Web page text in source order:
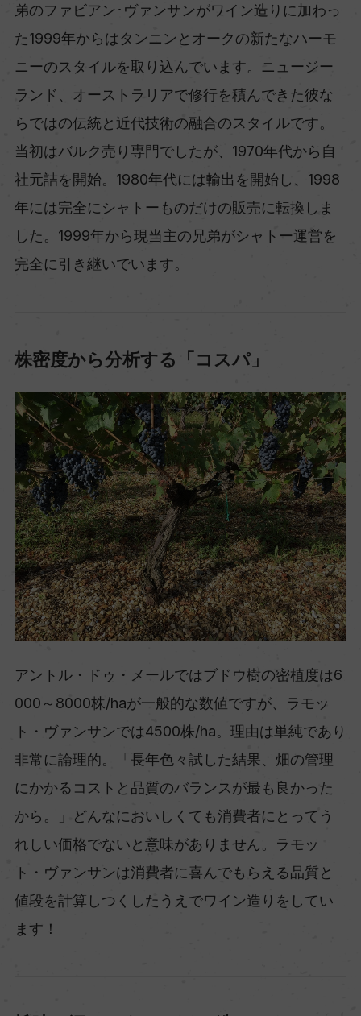
弟のファビアン･ヴァンサンがワイン造りに加わっ
た1999年からはタンニンとオークの新たなハーモ
ニーのスタイルを取り込んでいます。ニュージー
ランド、オーストラリアで修行を積んできた彼な
らではの伝統と近代技術の融合のスタイルです。
当初はバルク売り専門でしたが、1970年代から自
社元詰を開始。1980年代には輸出を開始し、1998
年には完全にシャトーものだけの販売に転換しま
した。1999年から現当主の兄弟がシャトー運営を
完全に引き継いでいます。
株密度から分析する「コスパ」
アントル・ドゥ・メールではブドウ樹の密植度は6
000～8000株/haが一般的な数値ですが、ラモッ
ト・ヴァンサンでは4500株/ha。理由は単純であり
非常に論理的。「長年色々試した結果、畑の管理
にかかるコストと品質のバランスが最も良かった
から。」どんなにおいしくても消費者にとってう
れしい価格でないと意味がありません。ラモッ
ト・ヴァンサンは消費者に喜んでもらえる品質と
値段を計算しつくしたうえでワイン造りをしてい
ます！